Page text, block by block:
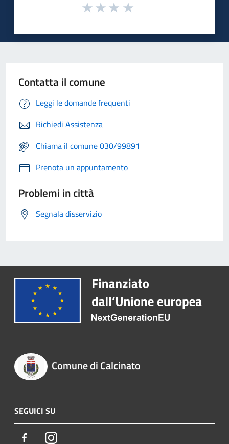
Contatta il comune
Leggi le domande frequenti
Richiedi Assistenza
Chiama il comune 030/99891
Prenota un appuntamento
Problemi in città
Segnala disservizio
Comune di Calcinato
SEGUICI SU
FacebookInstagram